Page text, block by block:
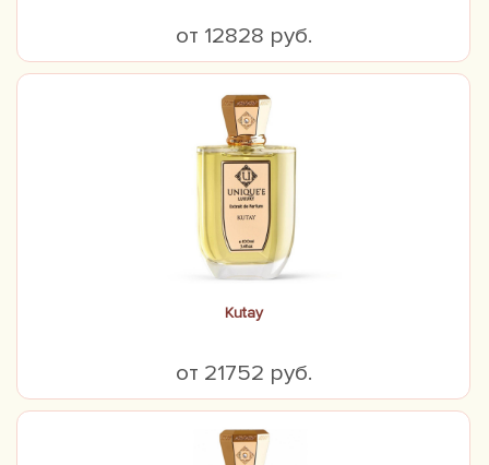
от 12828 руб.
Kutay
от 21752 руб.